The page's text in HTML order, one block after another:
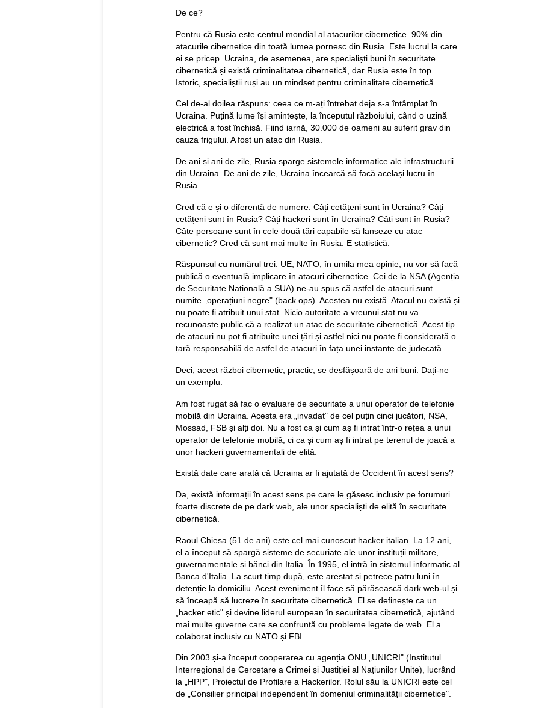
De ce?
Pentru că Rusia este centrul mondial al atacurilor cibernetice. 90% din
atacurile cibernetice din toată lumea pornesc din Rusia. Este lucrul la care
ei se pricep. Ucraina, de asemenea, are specialiști buni în securitate
cibernetică și există criminalitatea cibernetică, dar Rusia este în top.
Istoric, specialiștii ruși au un mindset pentru criminalitate cibernetică.
Cel de-al doilea răspuns: ceea ce m-ați întrebat deja s-a întâmplat în
Ucraina. Puțină lume își amintește, la începutul războiului, când o uzină
electrică a fost închisă. Fiind iarnă, 30.000 de oameni au suferit grav din
cauza frigului. A fost un atac din Rusia.
De ani și ani de zile, Rusia sparge sistemele informatice ale infrastructurii
din Ucraina. De ani de zile, Ucraina încearcă să facă același lucru în
Rusia.
Cred că e și o diferență de numere. Câți cetățeni sunt în Ucraina? Câți
cetățeni sunt în Rusia? Câți hackeri sunt în Ucraina? Câți sunt în Rusia?
Câte persoane sunt în cele două țări capabile să lanseze cu atac
cibernetic? Cred că sunt mai multe în Rusia. E statistică.
Răspunsul cu numărul trei: UE, NATO, în umila mea opinie, nu vor să facă
publică o eventuală implicare în atacuri cibernetice. Cei de la NSA (Agenția
de Securitate Națională a SUA) ne-au spus că astfel de atacuri sunt
numite „operațiuni negre" (back ops). Acestea nu există. Atacul nu există și
nu poate fi atribuit unui stat. Nicio autoritate a vreunui stat nu va
recunoaște public că a realizat un atac de securitate cibernetică. Acest tip
de atacuri nu pot fi atribuite unei țări și astfel nici nu poate fi considerată o
țară responsabilă de astfel de atacuri în fața unei instanțe de judecată.
Deci, acest război cibernetic, practic, se desfășoară de ani buni. Dați-ne
un exemplu.
Am fost rugat să fac o evaluare de securitate a unui operator de telefonie
mobilă din Ucraina. Acesta era „invadat" de cel puțin cinci jucători, NSA,
Mossad, FSB și alți doi. Nu a fost ca și cum aș fi intrat într-o rețea a unui
operator de telefonie mobilă, ci ca și cum aș fi intrat pe terenul de joacă a
unor hackeri guvernamentali de elită.
Există date care arată că Ucraina ar fi ajutată de Occident în acest sens?
Da, există informații în acest sens pe care le găsesc inclusiv pe forumuri
foarte discrete de pe dark web, ale unor specialiști de elită în securitate
cibernetică.
Raoul Chiesa (51 de ani) este cel mai cunoscut hacker italian. La 12 ani,
el a început să spargă sisteme de securiate ale unor instituții militare,
guvernamentale și bănci din Italia. În 1995, el intră în sistemul informatic al
Banca d'Italia. La scurt timp după, este arestat și petrece patru luni în
detenție la domiciliu. Acest eveniment îl face să părăsească dark web-ul și
să înceapă să lucreze în securitate cibernetică. El se definește ca un
„hacker etic" și devine liderul european în securitatea cibernetică, ajutând
mai multe guverne care se confruntă cu probleme legate de web. El a
colaborat inclusiv cu NATO și FBI.
Din 2003 și-a început cooperarea cu agenția ONU „UNICRI" (Institutul
Interregional de Cercetare a Crimei și Justiției al Națiunilor Unite), lucrând
la „HPP", Proiectul de Profilare a Hackerilor. Rolul său la UNICRI este cel
de „Consilier principal independent în domeniul criminalității cibernetice".